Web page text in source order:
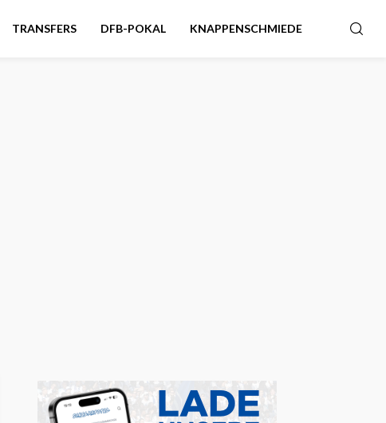
TRANSFERS DFB-POKAL KNAPPENSCHMIEDE